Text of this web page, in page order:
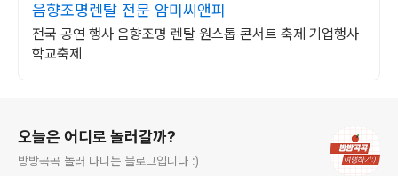
음향조명렌탈 전문 암미씨앤피
전국 공연 행사 음향조명 렌탈 원스톱 콘서트 축제 기업행사
학교축제
오늘은 어디로 놀러갈까?
방방곡곡 놀러 다니는 블로그입니다 :)